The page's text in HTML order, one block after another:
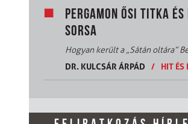
PERGAMON ŐSI TITKA ÉS
SORSA
Hogyan került a „Sátán oltára”
DR. KULCSÁR ÁRPÁD
/ HIT ÉS